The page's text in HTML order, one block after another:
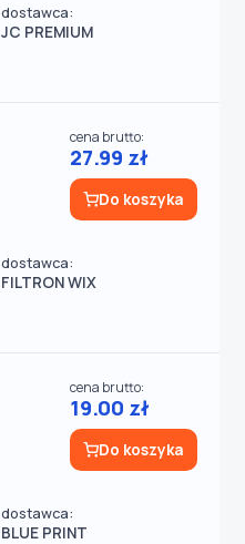
dostawca:
JC PREMIUM
dostawca:
FILTRON WIX
cena brutto:
27.99 zł
Do koszyka
dostawca:
BLUE PRINT
cena brutto:
19.00 zł
Do koszyka